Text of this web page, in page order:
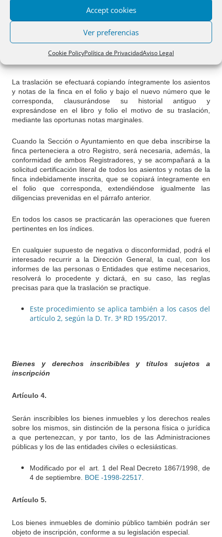
Accept cookies
Ver preferencias
Cookie PolicyPolítica de PrivacidadAviso Legal
acredite el hecho. Si el Registrador estimase justificada la
traslación, la efectuará, sin más trámites que comunicar la
solicitud a los restantes interesados a quienes pueda afectar la
traslación, si los hubiere, consignando las oportunas notas de
referencia en los asientos trasladados y en los que
La traslación se efectuará copiando íntegramente los asientos
y notas de la finca en el folio y bajo el nuevo número que le
corresponda, clausurándose su historial antiguo y
expresándose en el libro y folio el motivo de su traslación,
mediante las oportunas notas marginales.
Cuando la Sección o Ayuntamiento en que deba inscribirse la
finca perteneciera a otro Registro, será necesaria, además, la
conformidad de ambos Registradores, y se acompañará a la
solicitud certificación literal de todos los asientos y notas de la
finca indebidamente inscrita, que se copiará íntegramente en
el folio que corresponda, extendiéndose igualmente las
diligencias prevenidas en el párrafo anterior.
En todos los casos se practicarán las operaciones que fueren
pertinentes en los índices.
En cualquier supuesto de negativa o disconformidad, podrá el
interesado recurrir a la Dirección General, la cual, con los
informes de las personas o Entidades que estime necesarios,
resolverá lo procedente y dictará, en su caso, las reglas
precisas para que la traslación se practique.
Este procedimiento se aplica también a los casos del
artículo 2, según la D. Tr. 3ª RD 195/2017.
Bienes y derechos inscribibles y títulos sujetos a
inscripción
Artículo 4.
Serán inscribibles los bienes inmuebles y los derechos reales
sobre los mismos, sin distinción de la persona física o jurídica
a que pertenezcan, y por tanto, los de las Administraciones
públicas y los de las entidades civiles o eclesiásticas.
Modificado por el art. 1 del Real Decreto 1867/1998, de
4 de septiembre. BOE -1998-22517.
Artículo 5.
Los bienes inmuebles de dominio público también podrán ser
objeto de inscripción, conforme a su legislación especial.